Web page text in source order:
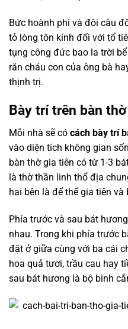
Bức hoành phi và đôi câu
tỏ lòng tôn kính đối với tổ
tụng công đức bao la trời
răn cháu con của ông bà
thịnh trị.
Bày trí trên bàn
Mỗi nhà sẽ có cách bày trí
vào diện tích không gian
bàn thờ gia tiên có từ 1-3
là thờ thần linh thổ địa
hai bên là để thể gia tiên và
Phía trước và sau bát
nhau. Trong khi phía trước
đặt ở giữa cùng với ba cái
hoa quả tươi, trầu cau hay
sau bát hương là bộ bình